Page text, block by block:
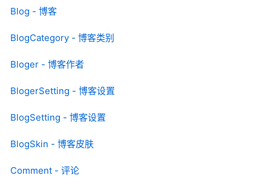
Blog - 博客
BlogCategory - 博客类别
Bloger - 博客作者
BlogerSetting - 博客设置
BlogSetting - 博客设置
BlogSkin - 博客皮肤
Comment - 评论